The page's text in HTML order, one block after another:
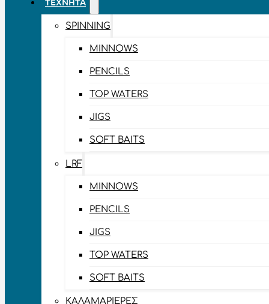
SPINNING
MINNOWS
PENCILS
TOP WATERS
JIGS
SOFT BAITS
LRF
MINNOWS
PENCILS
JIGS
TOP WATERS
SOFT BAITS
ΚΑΛΑΜΑΡΙΈΡΕΣ